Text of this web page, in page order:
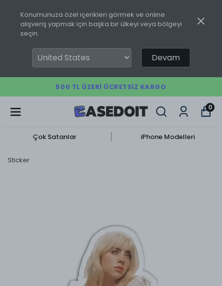
Konumunuza özel içerikleri görmek ve online
alışveriş yapmak için başka bir ülkeyi veya bölgeyi
seçin.
Devam
500 TL ÜZERI ÜCRETSIZ KARGO
0
Çok Satanlar iPhone Modelleri
Sticker